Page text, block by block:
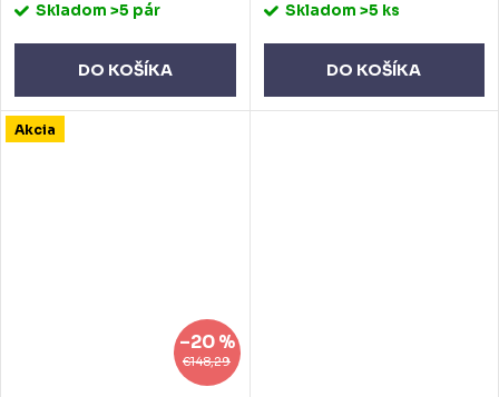
Skladom >5 pár
DO KOŠÍKA
Skladom >5 ks
DO KOŠÍKA
Akcia
€148,29
–20 %